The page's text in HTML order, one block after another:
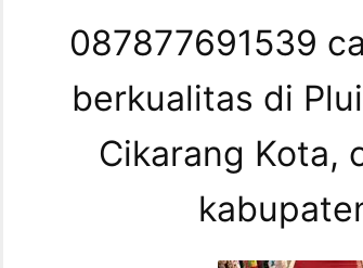
087877691539
berkualitas di
Cikarang Kota,